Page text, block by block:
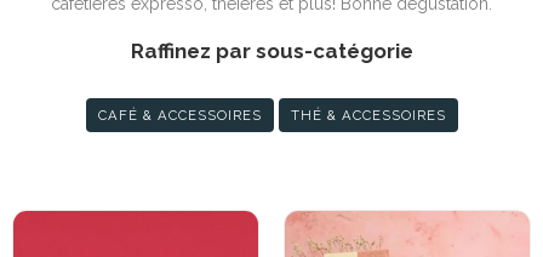
Raffinez par sous-catégorie
CAFÉ & ACCESSOIRES THÉ & ACCESSOIRES